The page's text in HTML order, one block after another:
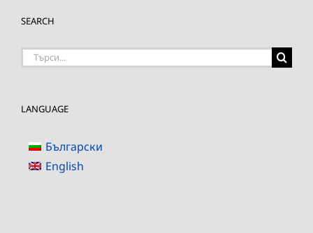
SEARCH
Търсене
LANGUAGE
Български
English